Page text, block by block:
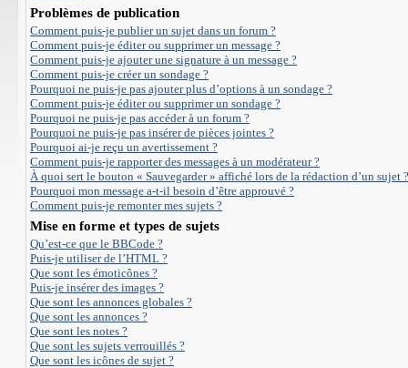
Problèmes de publication
Comment puis-je publier un sujet dans un forum ?
Comment puis-je éditer ou supprimer un message ?
Comment puis-je ajouter une signature à un message ?
Comment puis-je créer un sondage ?
Pourquoi ne puis-je pas ajouter plus d’options à un sondage ?
Comment puis-je éditer ou supprimer un sondage ?
Pourquoi ne puis-je pas accéder à un forum ?
Pourquoi ne puis-je pas insérer de pièces jointes ?
Pourquoi ai-je reçu un avertissement ?
Comment puis-je rapporter des messages à un modérateur ?
À quoi sert le bouton « Sauvegarder » affiché lors de la rédaction d’un sujet ?
Pourquoi mon message a-t-il besoin d’être approuvé ?
Comment puis-je remonter mes sujets ?
Mise en forme et types de sujets
Qu’est-ce que le BBCode ?
Puis-je utiliser de l’HTML ?
Que sont les émoticônes ?
Puis-je insérer des images ?
Que sont les annonces globales ?
Que sont les annonces ?
Que sont les notes ?
Que sont les sujets verrouillés ?
Que sont les icônes de sujet ?